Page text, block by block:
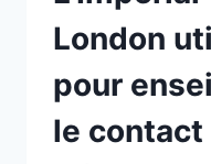
London
pour
le contact